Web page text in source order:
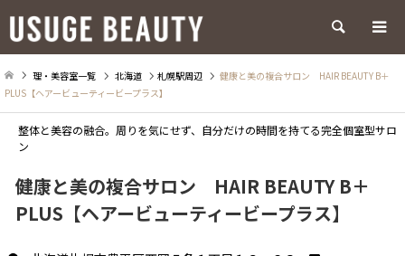
検索
理・美容室一覧 北海道 札幌駅周辺
健康と美の複合サロン HAIR BEAUTY B＋
PLUS【ヘアービューティービープラス】
整体と美容の融合。周りを気にせず、自分だけの時間を持てる完全個室型サロ
ン
健康と美の複合サロン HAIR BEAUTY B＋
PLUS【ヘアービューティービープラス】